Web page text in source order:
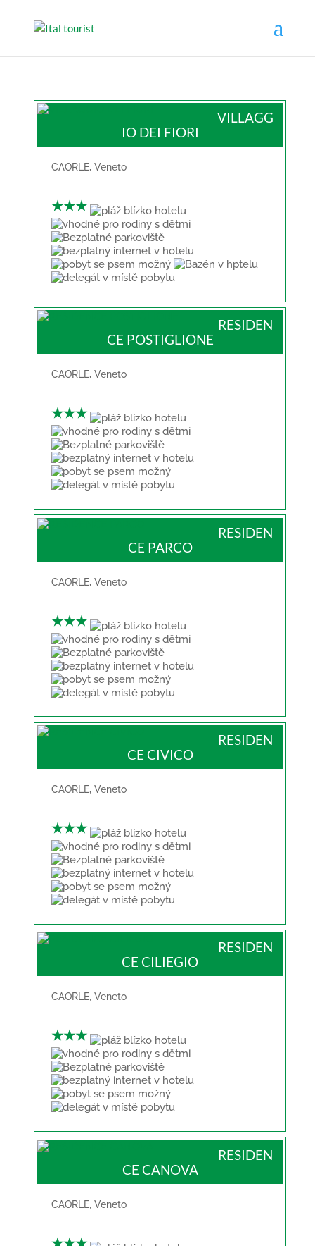
VILLAGG
IO DEI FIORI
CAORLE, Veneto
★★★
RESIDEN
CE POSTIGLIONE
CAORLE, Veneto
★★★
RESIDEN
CE PARCO
CAORLE, Veneto
★★★
RESIDEN
CE CIVICO
CAORLE, Veneto
★★★
RESIDEN
CE CILIEGIO
CAORLE, Veneto
★★★
RESIDEN
CE CANOVA
CAORLE, Veneto